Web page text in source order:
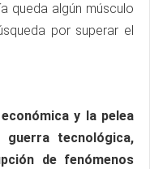
queda algún músculo
por superar el
y la pelea
tecnológica,
de fenómenos